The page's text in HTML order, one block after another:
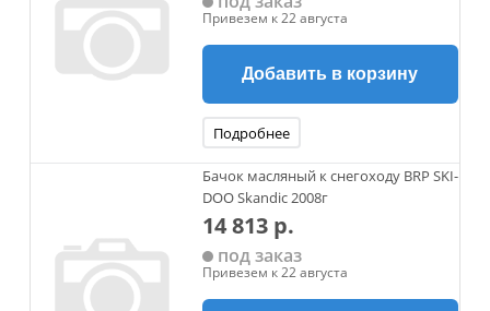
Привезем к 22 августа
Добавить в корзину
Подробнее
Бачок масляный к снегоходу BRP SKI-
DOO Skandic 2008г
14 813 р.
под заказ
Привезем к 22 августа